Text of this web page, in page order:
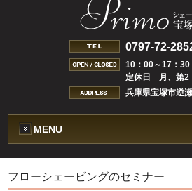
0797-72-
10：00～17：30
定休日 月、第2
兵庫県宝塚市逆
MENU
フローシェービングのセミナー